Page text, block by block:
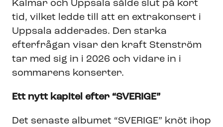
Kalmar och Uppsala sålde slut på kort
tid, vilket ledde till att en extrakonsert i
Uppsala adderades. Den starka
efterfrågan visar den kraft Stenström
tar med sig in i 2026 och vidare in i
sommarens konserter.
Ett nytt kapitel efter “SVERIGE”
Det senaste albumet “SVERIGE” knöt ihop